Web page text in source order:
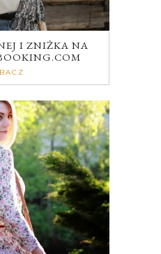
I ZNIŻKA NA